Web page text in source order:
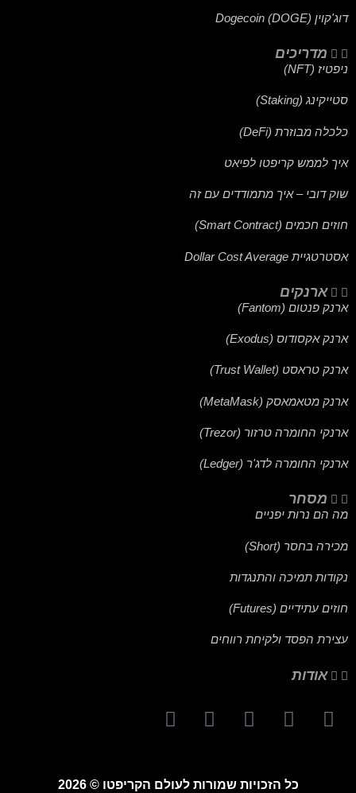
דוג'קוין (DOGE) Dogecoin
מדריכים
ניפטיז (NFT)
סטייקינג (Staking)
כלכלה מבוזרת (DeFi)
איך לממש קריפטו לפיאט
שוק דובי – איך מתמודדים עם זה
חוזים חכמים (Smart Contract)
אסטרטגיית Dollar Cost Average
ארנקים
ארנק פנטום (Fantom)
ארנק אקסודוס (Exodus)
ארנק טראסט (Trust Wallet)
ארנק מטאמאסק (MetaMask)
ארנקי החומרה טרזור (Trezor)
ארנקי החומרה לדג'ר (Ledger)
מסחר
מה הם נרות יפניים
מכירה בחסר (Short)
נקודות תמיכה והתנגדות
חוזים עתידיים (Futures)
עצירת הפסד ולקיחת רווחים
אודות
כל הזכויות שמורות לעולם הקריפטו © 2026